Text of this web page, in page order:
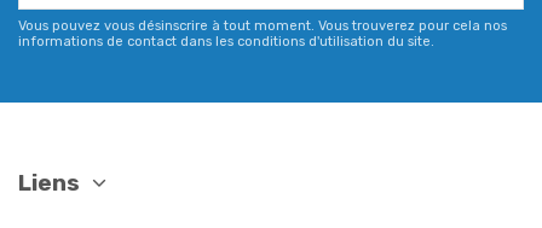
Vous pouvez vous désinscrire à tout moment. Vous trouverez pour cela nos
informations de contact dans les conditions d'utilisation du site.
Liens